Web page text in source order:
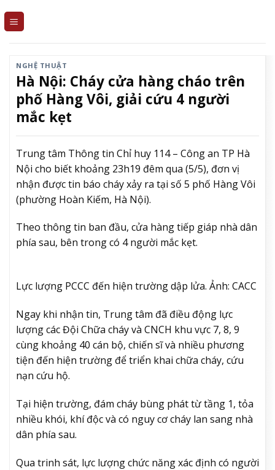
NGHỆ THUẬT
Hà Nội: Cháy cửa hàng cháo trên
phố Hàng Vôi, giải cứu 4 người
mắc kẹt
Trung tâm Thông tin Chỉ huy 114 – Công an TP Hà
Nội cho biết khoảng 23h19 đêm qua (5/5), đơn vị
nhận được tin báo cháy xảy ra tại số 5 phố Hàng Vôi
(phường Hoàn Kiếm, Hà Nội).
Theo thông tin ban đầu, cửa hàng tiếp giáp nhà dân
phía sau, bên trong có 4 người mắc kẹt.
Lực lượng PCCC đến hiện trường dập lửa. Ảnh: CACC
Ngay khi nhận tin, Trung tâm đã điều động lực
lượng các Đội Chữa cháy và CNCH khu vực 7, 8, 9
cùng khoảng 40 cán bộ, chiến sĩ và nhiều phương
tiện đến hiện trường để triển khai chữa cháy, cứu
nạn cứu hộ.
Tại hiện trường, đám cháy bùng phát từ tầng 1, tỏa
nhiều khói, khí độc và có nguy cơ cháy lan sang nhà
dân phía sau.
Qua trinh sát, lực lượng chức năng xác định có người